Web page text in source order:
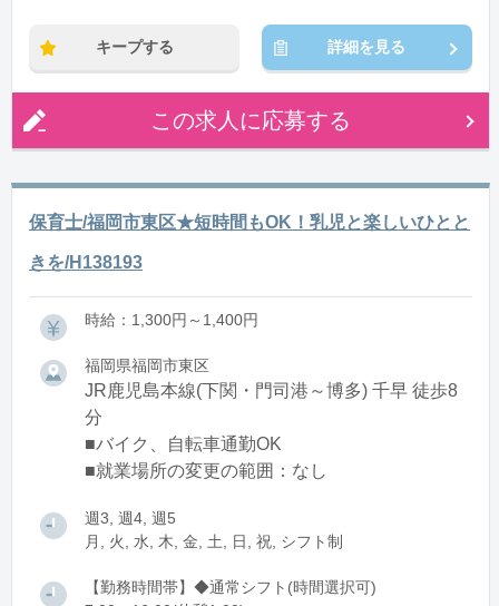
※時短：1日6時間以上から可能
キープする 詳細を見る
この求人に応募する
保育士/福岡市東区★短時間もOK！乳児と楽しいひとと
きを/H138193
時給：1,300円～1,400円
福岡県福岡市東区
JR鹿児島本線(下関・門司港～博多) 千早 徒歩8
分
■バイク、自転車通勤OK
■就業場所の変更の範囲：なし
週3, 週4, 週5
月, 火, 水, 木, 金, 土, 日, 祝, シフト制
【勤務時間帯】◆通常シフト(時間選択可)